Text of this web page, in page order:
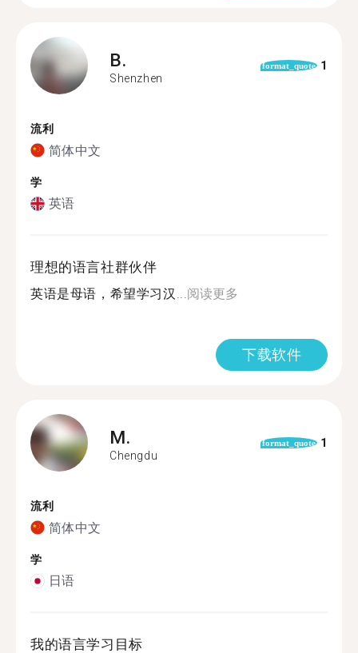
B.
Shenzhen
format_quote 1
流利
简体中文
学
英语
理想的语言社群伙伴
英语是母语，希望学习汉...阅读更多
下载软件
M.
Chengdu
format_quote 1
流利
简体中文
学
日语
我的语言学习目标